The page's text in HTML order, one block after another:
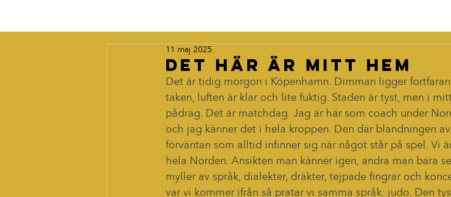
Det här är mitt hem
11 maj 2025
Det är tidig morgon i Köpenhamn. Dimman ligger
taken, luften är klar och lite fuktig. Staden är tyst, men i
pådrag. Det är matchdag. Jag är här som coach under
och jag känner det i hela kroppen. Den där blandningen
förväntan som alltid infinner sig när något står på spel. Vi
hela Norden. Ansikten man känner igen, andra man bara
myller av språk, dialekter, dräkter, tejpade fingrar och
var vi kommer ifrån så pratar vi samma språk: judo. Den